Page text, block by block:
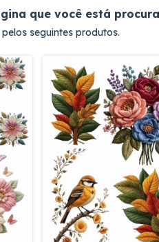
que você está
seguintes produtos.